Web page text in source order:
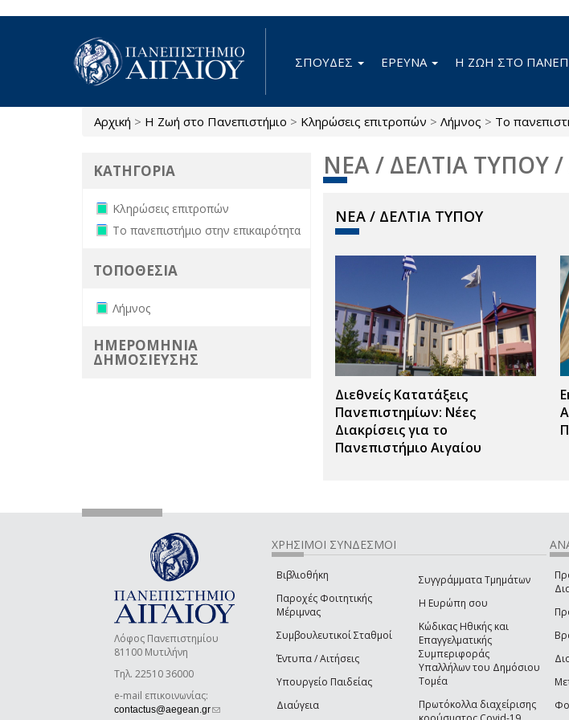
ΣΠΟΥΔΕΣ ΕΡΕΥΝΑ Η ΖΩΗ ΣΤΟ
Είστε εδώ
Αρχική > Η Ζωή στο Πανεπιστήμιο > Κληρώσεις επιτροπών > Λήμνος > Το
ΝΕΑ / ΔΕΛΤΙΑ ΤΥΠΟΥ
ΝΕΑ / ΔΕΛΤΙΑ ΤΥΠΟΥ
Διεθνείς Κατατάξεις
Πανεπιστημίων: Νέες
Διακρίσεις για το
Πανεπιστήμιο Αιγαίου
ΚΑΤΗΓΟΡΙΑ
Remove Κληρώσεις επιτροπών filter
Κληρώσεις επιτροπών
Remove Το πανεπιστήμιο στην
επικαιρότητα filter
Το πανεπιστήμιο στην επικαιρότητα
ΤΟΠΟΘΕΣΙΑ
Remove Λήμνος filter
Λήμνος
ΗΜΕΡΟΜΗΝΙΑ
ΔΗΜΟΣΙΕΥΣΗΣ
Λόφος Πανεπιστημίου
81100 Μυτιλήνη
Τηλ. 22510 36000
e-mail επικοινωνίας:
contactus@aegean.gr(link sends e-mail)
ΧΡΗΣΙΜΟΙ ΣΥΝΔΕΣΜΟΙ
Βιβλιοθήκη
Παροχές Φοιτητικής
Μέριμνας
Συμβουλευτικοί Σταθμοί
Έντυπα / Αιτήσεις
Υπουργείο Παιδείας
Διαύγεια
Συγγράμματα Τμημάτων
Η Ευρώπη σου
Κώδικας Ηθικής και
Επαγγελματικής
Συμπεριφοράς
Υπαλλήλων του Δημόσιου
Τομέα
Πρωτόκολλα διαχείρισης